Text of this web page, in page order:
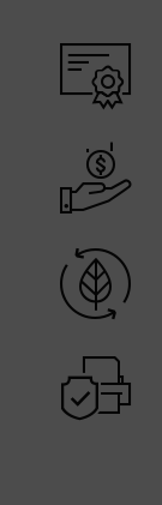
warranty_certificate
best_price
sustainable
warranty